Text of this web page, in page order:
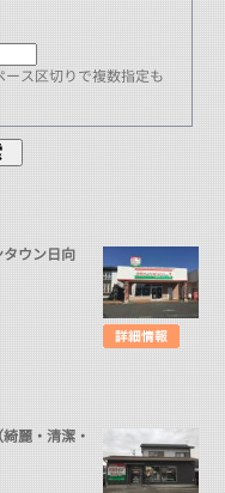
ス区切りで複数指定も
ウン日向
麗・清潔・